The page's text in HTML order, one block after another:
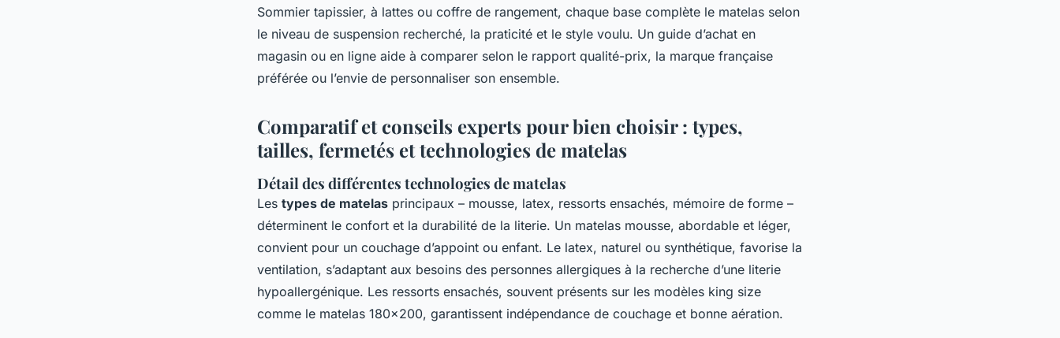
Sommier tapissier, à lattes ou coffre de rangement, chaque base complète le matelas selon
le niveau de suspension recherché, la praticité et le style voulu. Un guide d’achat en
magasin ou en ligne aide à comparer selon le rapport qualité-prix, la marque française
préférée ou l’envie de personnaliser son ensemble.
Comparatif et conseils experts pour bien choisir : types,
tailles, fermetés et technologies de matelas
Détail des différentes technologies de matelas
Les types de matelas principaux – mousse, latex, ressorts ensachés, mémoire de forme –
déterminent le confort et la durabilité de la literie. Un matelas mousse, abordable et léger,
convient pour un couchage d’appoint ou enfant. Le latex, naturel ou synthétique, favorise la
ventilation, s’adaptant aux besoins des personnes allergiques à la recherche d’une literie
hypoallergénique. Les ressorts ensachés, souvent présents sur les modèles king size
comme le matelas 180x200, garantissent indépendance de couchage et bonne aération.